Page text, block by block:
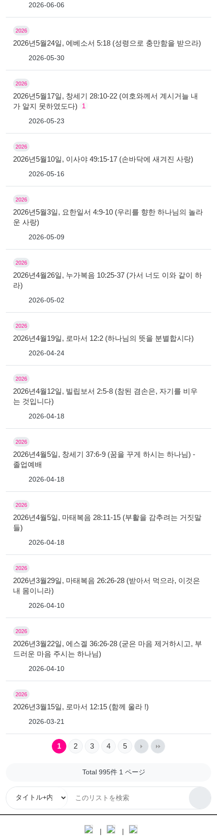
2026-06-06
2026
2026년5월24일, 에베소서 5:18 (성령으로 충만함을 받으라)
2026-05-30
2026
2026년5월17일, 창세기 28:10-22 (여호와께서 계시거늘 내
가 알지 못하였도다)
1
2026-05-23
2026
2026년5월10일, 이사야 49:15-17 (손바닥에 새겨진 사랑)
2026-05-16
2026
2026년5월3일, 요한일서 4:9-10 (우리를 향한 하나님의 놀라
운 사랑)
2026-05-09
2026
2026년4월26일, 누가복음 10:25-37 (가서 너도 이와 같이 하
라)
2026-05-02
2026
2026년4월19일, 로마서 12:2 (하나님의 뜻을 분별합시다)
2026-04-24
2026
2026년4월12일, 빌립보서 2:5-8 (참된 겸손은, 자기를 비우
는 것입니다)
2026-04-18
2026
2026년4월5일, 창세기 37:6-9 (꿈을 꾸게 하시는 하나님) -
졸업예배
2026-04-18
2026
2026년4월5일, 마태복음 28:11-15 (부활을 감추려는 거짓말
들)
2026-04-18
2026
2026년3월29일, 마태복음 26:26-28 (받아서 먹으라, 이것은
내 몸이니라)
2026-04-10
2026
2026년3월22일, 에스겔 36:26-28 (굳은 마음 제거하시고, 부
드러운 마음 주시는 하나님)
2026-04-10
2026
2026년3월15일, 로마서 12:15 (함께 울라 !)
2026-03-21
1 2 3 4 5
Total 995件1 ページ